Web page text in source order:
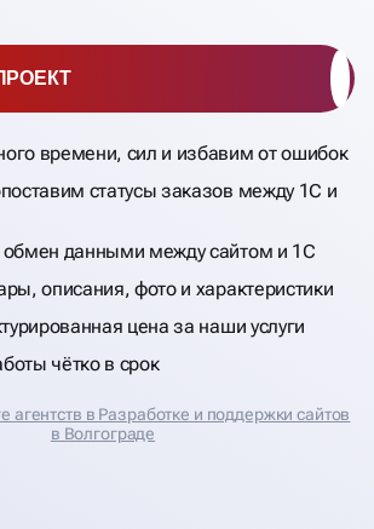
времени, сил и избавим от ошибок
статусы заказов между 1С и
обмен данными между сайтом и 1С
описания, фото и характеристики
цена за наши услуги
чётко в срок
агентств в Разработке и поддержки сайтов
в Волгограде